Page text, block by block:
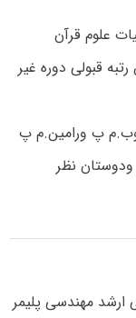
رشته الهیات علوم قرآن
قبولی دوره غیر
پ ورامین.م پ
نظر
ارشد مهندسی پلیمر